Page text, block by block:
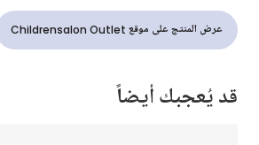
عرض المنتج على موقع Childrensalon Outlet
قد يُعجبك أيضاً